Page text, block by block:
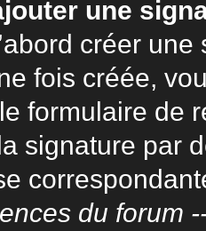
une
créer
fois créée,
formulaire de
signature par
du forum